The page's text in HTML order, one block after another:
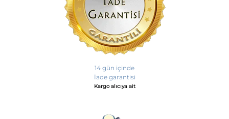
14 gün içinde
İade garantisi
Kargo alıcıya ait